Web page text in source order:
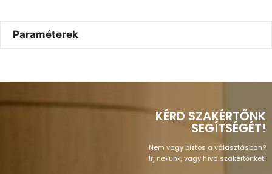
Paraméterek
KÉRD SZAKÉRTŐNK
SEGÍTSÉGÉT!
Nem vagy biztos a választásban?
Írj nekünk, vagy hívd szakértőnket!